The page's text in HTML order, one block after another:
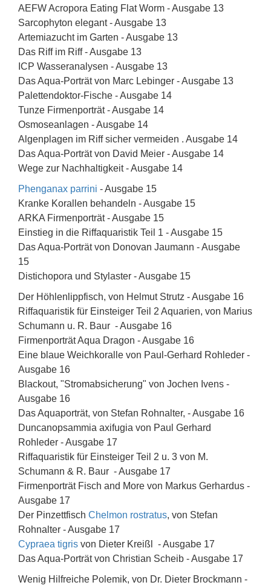
AEFW Acropora Eating Flat Worm - Ausgabe 13
Sarcophyton elegant - Ausgabe 13
Artemiazucht im Garten - Ausgabe 13
Das Riff im Riff - Ausgabe 13
ICP Wasseranalysen - Ausgabe 13
Das Aqua-Porträt von Marc Lebinger - Ausgabe 13
Palettendoktor-Fische - Ausgabe 14
Tunze Firmenporträt - Ausgabe 14
Osmoseanlagen - Ausgabe 14
Algenplagen im Riff sicher vermeiden . Ausgabe 14
Das Aqua-Porträt von David Meier - Ausgabe 14
Wege zur Nachhaltigkeit - Ausgabe 14
Phenganax parrini - Ausgabe 15
Kranke Korallen behandeln - Ausgabe 15
ARKA Firmenporträt - Ausgabe 15
Einstieg in die Riffaquaristik Teil 1 - Ausgabe 15
Das Aqua-Porträt von Donovan Jaumann - Ausgabe
15
Distichopora und Stylaster - Ausgabe 15
Der Höhlenlippfisch, von Helmut Strutz - Ausgabe 16
Riffaquaristik für Einsteiger Teil 2 Aquarien, von Marius
Schumann u. R. Baur - Ausgabe 16
Firmenporträt Aqua Dragon - Ausgabe 16
Eine blaue Weichkoralle von Paul-Gerhard Rohleder -
Ausgabe 16
Blackout, "Stromabsicherung" von Jochen Ivens -
Ausgabe 16
Das Aquaporträt, von Stefan Rohnalter, - Ausgabe 16
Duncanopsammia axifugia von Paul Gerhard
Rohleder - Ausgabe 17
Riffaquaristik für Einsteiger Teil 2 u. 3 von M.
Schumann & R. Baur - Ausgabe 17
Firmenporträt Fisch and More von Markus Gerhardus -
Ausgabe 17
Der Pinzettfisch Chelmon rostratus, von Stefan
Rohnalter - Ausgabe 17
Cypraea tigris von Dieter Kreißl - Ausgabe 17
Das Aqua-Porträt von Christian Scheib - Ausgabe 17
Wenig Hilfreiche Polemik, von Dr. Dieter Brockmann -